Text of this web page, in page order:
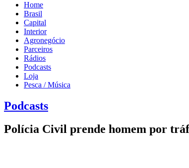
Home
Brasil
Capital
Interior
Agronegócio
Parceiros
Rádios
Podcasts
Loja
Pesca / Música
Podcasts
Polícia Civil prende homem por